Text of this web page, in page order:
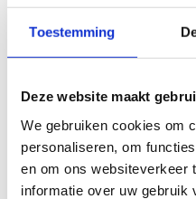
Toestemming
Deze website maakt
We gebruiken cookies om
personaliseren, om
en om ons websiteverkeer
informatie over uw gebruik
Wij gaan altijd
je je techniek en
Ontdek ons
Ontdek onze